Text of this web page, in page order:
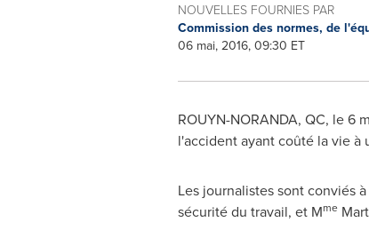
NOUVELLES FOURNIES PAR
Commission des normes, de
06 mai, 2016, 09:30 ET
ROUYN-NORANDA, QC, le 6
l'accident ayant coûté la vie à
Les journalistes sont conviés
sécurité du travail, et Mme